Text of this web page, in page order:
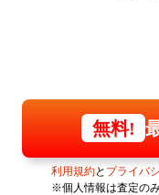
無料!
利用規約と プライバ
※個人情報は査定の